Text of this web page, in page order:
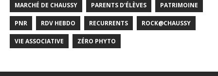
MARCHÉ DE CHAUSSY PARENTS D'ÉLÈVES PATRIMOINE
PNR RDV HEBDO RECURRENTS ROCK@CHAUSSY
VIE ASSOCIATIVE ZÉRO PHYTO